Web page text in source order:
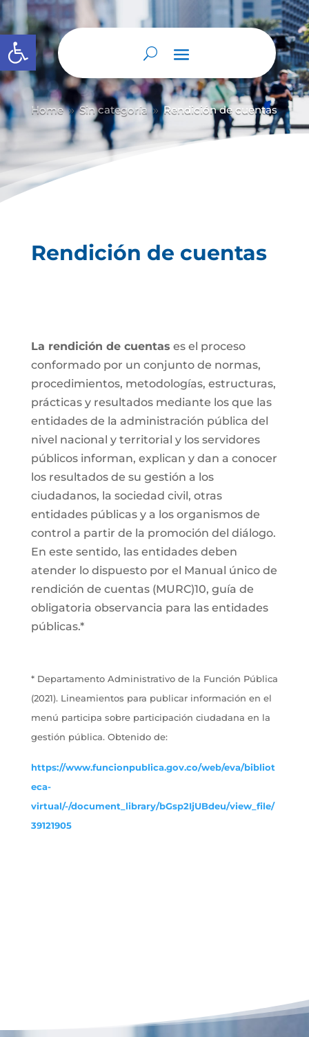
Abrir barra de herramientas
Home 9 Sin categoría 9 Rendición de cuentas
Rendición de cuentas
La rendición de cuentas es el proceso
conformado por un conjunto de normas,
procedimientos, metodologías, estructuras,
prácticas y resultados mediante los que las
entidades de la administración pública del
nivel nacional y territorial y los servidores
públicos informan, explican y dan a conocer
los resultados de su gestión a los
ciudadanos, la sociedad civil, otras
entidades públicas y a los organismos de
control a partir de la promoción del diálogo.
En este sentido, las entidades deben
atender lo dispuesto por el Manual único de
rendición de cuentas (MURC)10, guía de
obligatoria observancia para las entidades
públicas.*
* Departamento Administrativo de la Función Pública
(2021). Lineamientos para publicar información en el
menú participa sobre participación ciudadana en la
gestión pública. Obtenido de:
https://www.funcionpublica.gov.co/web/eva/bibliot
eca-
virtual/-/document_library/bGsp2IjUBdeu/view_file/
39121905